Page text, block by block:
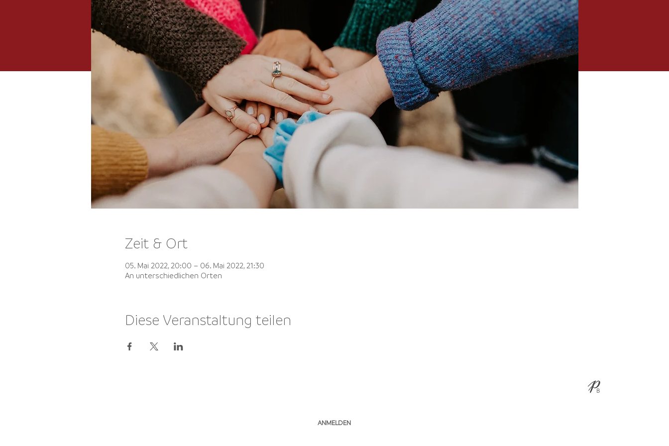
Zeit & Ort
05. Mai 2022, 20:00 – 06. Mai 2022, 21:30
An unterschiedlichen Orten
Diese Veranstaltung teilen
ANMELDEN